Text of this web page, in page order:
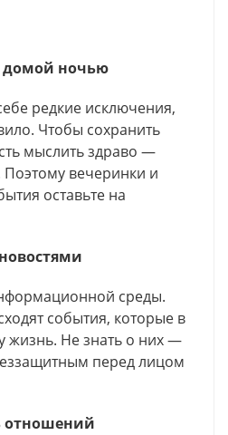
домой ночью
редкие исключения,
Чтобы сохранить
мыслить здраво —
вечеринки и
оставьте на
среды.
события, которые в
жизнь. Не знать о них —
перед лицом
отношений